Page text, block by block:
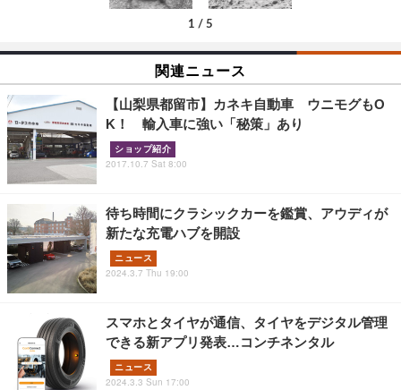
1 / 5
関連ニュース
【山梨県都留市】カネキ自動車 ウニモグもO
K！ 輸入車に強い「秘策」あり
ショップ紹介
2017.10.7 Sat 8:00
待ち時間にクラシックカーを鑑賞、アウディが
新たな充電ハブを開設
ニュース
2024.3.7 Thu 19:00
スマホとタイヤが通信、タイヤをデジタル管理
できる新アプリ発表…コンチネンタル
ニュース
2024.3.3 Sun 17:00